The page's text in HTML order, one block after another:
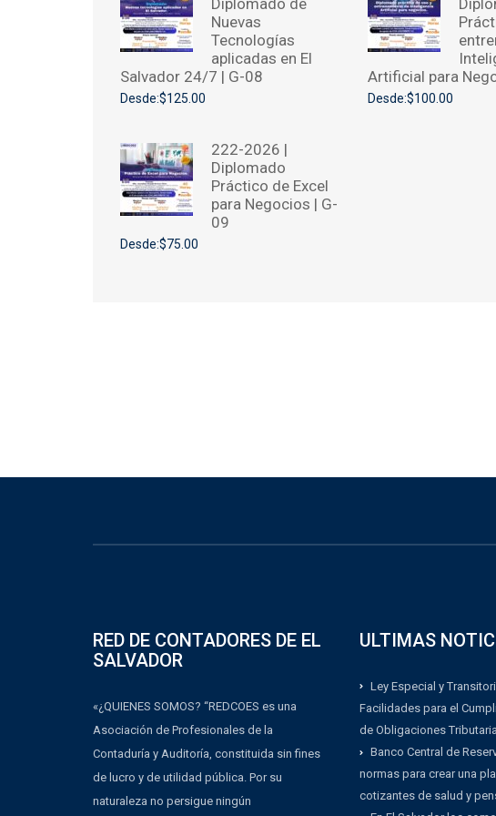
Diplomado de
Nuevas
Tecnologías
aplicadas en El
Salvador 24/7 | G-08
Desde:$125.00
Artificial para
Desde:$100.00
222-2026 |
Diplomado
Práctico de Excel
para Negocios | G-
09
Desde:$75.00
RED DE CONTADORES DE EL
SALVADOR
«¿QUIENES SOMOS? “REDCOES es una
Asociación de Profesionales de la
Contaduría y Auditoría, constituida sin fines
de lucro y de utilidad pública. Por su
naturaleza no persigue ningún
ULTIMAS
Ley Especial y
Facilidades para el
de Obligaciones
Banco Central de
normas para crear una
cotizantes de salud y